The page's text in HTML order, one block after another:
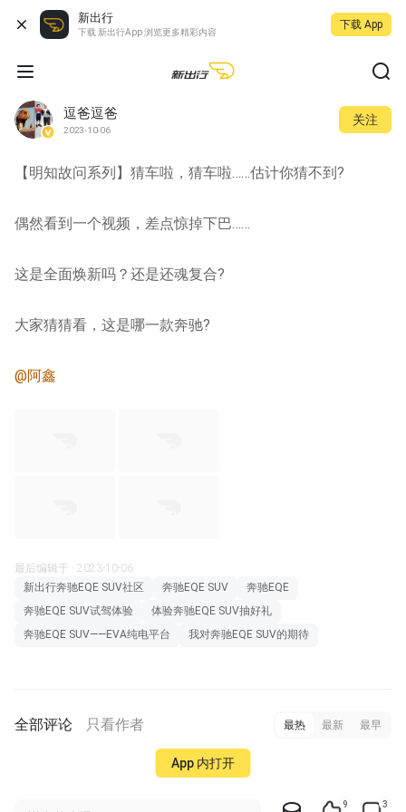
新出行
下载 新出行App 浏览更多精彩内容
下载 App
逗爸逗爸
2023-10-06
关注
【明知故问系列】猜车啦，猜车啦……估计你猜不到?
偶然看到一个视频，差点惊掉下巴……
这是全面焕新吗？还是还魂复合?
大家猜猜看，这是哪一款奔驰?
@阿鑫
最后编辑于 · 2023-10-06
新出行奔驰EQE SUV社区
奔驰EQE SUV
奔驰EQE
奔驰EQE SUV试驾体验
体验奔驰EQE SUV抽好礼
奔驰EQE SUV——EVA纯电平台
我对奔驰EQE SUV的期待
全部评论 只看作者 最热 最新 最早
9 3
App 内打开